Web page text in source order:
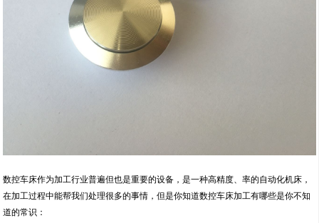
数控车床作为加工行业普遍但也是重要的设备，是一种高精度、率的自动化机床，
在加工过程中能帮我们处理很多的事情，但是你知道数控车床加工有哪些是你不知
道的常识：